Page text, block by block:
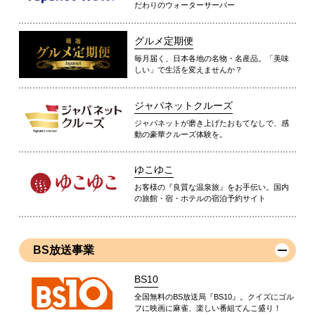
だわりのウォーターサーバー
グルメ定期便
毎月届く、日本各地の名物・名産品。「美味
しい」で生活を変えませんか？
ジャパネットクルーズ
ジャパネットが磨き上げたおもてなしで、感
動の豪華クルーズ体験を。
ゆこゆこ
お客様の『良質な温泉旅』をお手伝い。国内
の旅館・宿・ホテルの宿泊予約サイト
BS放送事業
BS10
全国無料のBS放送局『BS10』。クイズにゴル
フに映画に麻雀、楽しい番組てんこ盛り！